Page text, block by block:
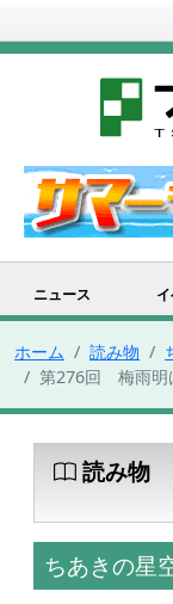
ニュース
ホーム 読み物
第276回 梅雨明
読み物
ちあきの星